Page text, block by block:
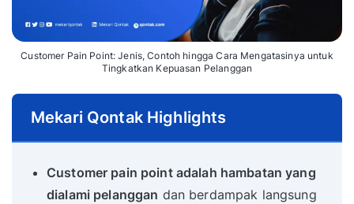
Customer Pain Point: Jenis, Contoh hingga Cara Mengatasinya untuk
Tingkatkan Kepuasan Pelanggan
Mekari Qontak Highlights
Customer pain point adalah hambatan yang
dialami pelanggan dan berdampak langsung